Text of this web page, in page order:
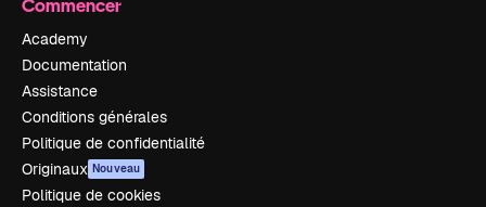
Commencer
Academy
Documentation
Assistance
Conditions générales
Politique de confidentialité
Originaux Nouveau
Politique de cookies